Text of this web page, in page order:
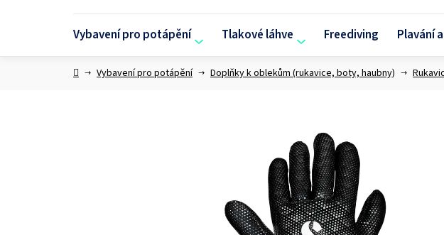
Vybavení pro potápění Tlakové láhve Freediving Plavání
DomůVybavení pro potápění Doplňky k oblekům (rukavice, boty, haubny)